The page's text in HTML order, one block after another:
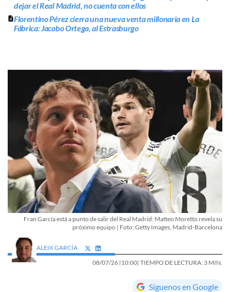
dejar el Real Madrid, no cuenta con ellos
Florentino Pérez cierra una nueva venta millonaria en La
Fábrica: Jacobo Ortega, al Estrasburgo
Fran García está a punto de salir del Real Madrid: Matteo Moretto revela su
próximo equipo | Foto: Getty Images, Madrid-Barcelona
ALEIX GARCÍA
08/07/26 |10:00| TIEMPO DE LECTURA: 3 MIN.
Síguenos en Google